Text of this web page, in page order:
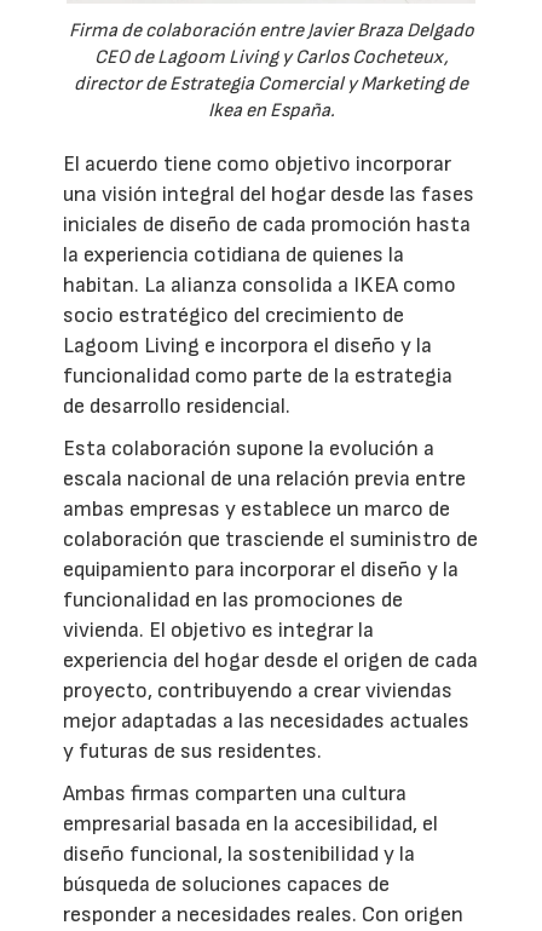
Firma de colaboración entre Javier Braza Delgado
CEO de Lagoom Living y Carlos Cocheteux,
director de Estrategia Comercial y Marketing de
Ikea en España.
El acuerdo tiene como objetivo incorporar
una visión integral del hogar desde las fases
iniciales de diseño de cada promoción hasta
la experiencia cotidiana de quienes la
habitan. La alianza consolida a IKEA como
socio estratégico del crecimiento de
Lagoom Living e incorpora el diseño y la
funcionalidad como parte de la estrategia
de desarrollo residencial.
Esta colaboración supone la evolución a
escala nacional de una relación previa entre
ambas empresas y establece un marco de
colaboración que trasciende el suministro de
equipamiento para incorporar el diseño y la
funcionalidad en las promociones de
vivienda. El objetivo es integrar la
experiencia del hogar desde el origen de cada
proyecto, contribuyendo a crear viviendas
mejor adaptadas a las necesidades actuales
y futuras de sus residentes.
Ambas firmas comparten una cultura
empresarial basada en la accesibilidad, el
diseño funcional, la sostenibilidad y la
búsqueda de soluciones capaces de
responder a necesidades reales. Con origen